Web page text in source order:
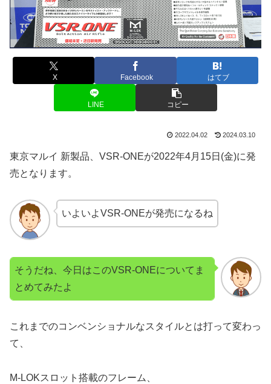
X Facebook はてブ
LINE コピー
2022.04.02 2024.03.10
東京マルイ 新製品、VSR-ONEが2022年4月15日(金)に発
売となります。
いよいよVSR-ONEが発売になるね
そうだね、今日はこのVSR-ONEについてま
とめてみたよ
これまでのコンベンショナルなスタイルとは打って変わっ
て、
M-LOKスロット搭載のフレーム、